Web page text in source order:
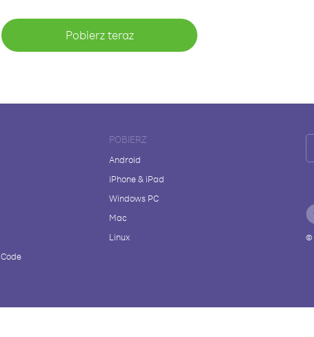
Pobierz teraz
POBIERZ
Android
iPhone & iPad
Windows PC
Mac
Linux
©